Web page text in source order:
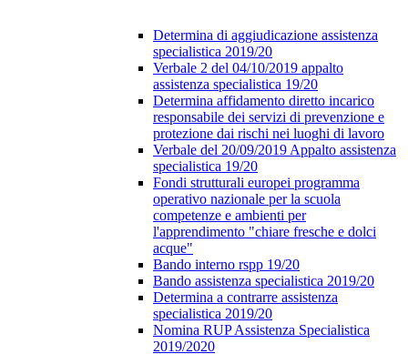
Determina di aggiudicazione assistenza
specialistica 2019/20
Verbale 2 del 04/10/2019 appalto
assistenza specialistica 19/20
Determina affidamento diretto incarico
responsabile dei servizi di prevenzione e
protezione dai rischi nei luoghi di lavoro
Verbale del 20/09/2019 Appalto assistenza
specialistica 19/20
Fondi strutturali europei programma
operativo nazionale per la scuola
competenze e ambienti per
l'apprendimento "chiare fresche e dolci
acque"
Bando interno rspp 19/20
Bando assistenza specialistica 2019/20
Determina a contrarre assistenza
specialistica 2019/20
Nomina RUP Assistenza Specialistica
2019/2020